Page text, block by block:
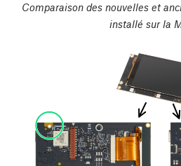
Comparaison des nouvelles et
installé sur la